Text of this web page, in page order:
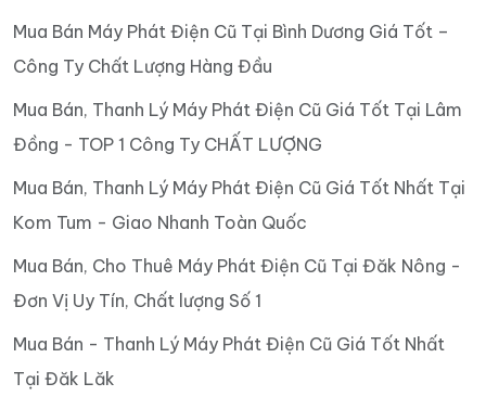
Mua Bán Máy Phát Điện Cũ Tại Bình Dương Giá Tốt –
Công Ty Chất Lượng Hàng Đầu
Mua Bán, Thanh Lý Máy Phát Điện Cũ Giá Tốt Tại Lâm
Đồng - TOP 1 Công Ty CHẤT LƯỢNG
Mua Bán, Thanh Lý Máy Phát Điện Cũ Giá Tốt Nhất Tại
Kom Tum - Giao Nhanh Toàn Quốc
Mua Bán, Cho Thuê Máy Phát Điện Cũ Tại Đăk Nông -
Đơn Vị Uy Tín, Chất lượng Số 1
Mua Bán - Thanh Lý Máy Phát Điện Cũ Giá Tốt Nhất
Tại Đăk Lăk